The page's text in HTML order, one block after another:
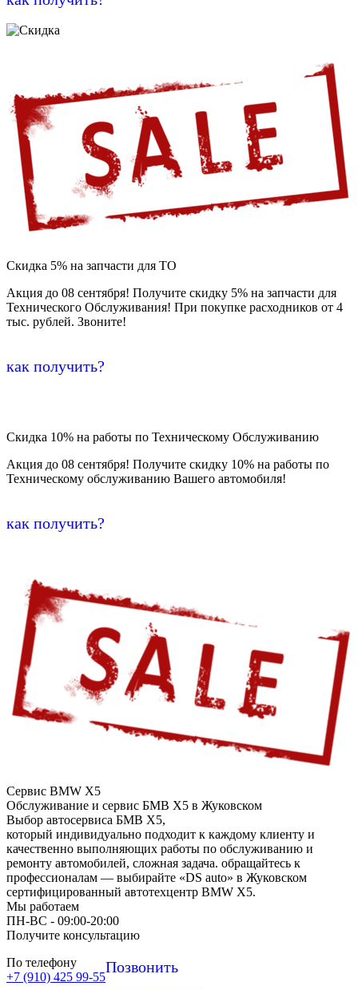
Скидка 5% на запчасти для ТО
Акция до 08 сентября! Получите скидку 5% на запчасти для
Технического Обслуживания! При покупке расходников от 4
тыс. рублей. Звоните!
как получить?
Скидка 10% на работы по Техническому Обслуживанию
Акция до 08 сентября! Получите скидку 10% на работы по
Техническому обслуживанию Вашего автомобиля!
как получить?
Сервис BMW X5
Обслуживание и сервис БМВ Х5 в Жуковском
Выбор автосервиса БМВ Х5,
который индивидуально подходит к каждому клиенту и
качественно выполняющих работы по обслуживанию и
ремонту автомобилей, сложная задача. обращайтесь к
профессионалам — выбирайте «DS auto» в Жуковском
сертифицированный автотехцентр BMW X5.
Мы работаем
ПН-ВC - 09:00-20:00
Получите консультацию
По телефону
+7 (910) 425 99-55
Позвонить